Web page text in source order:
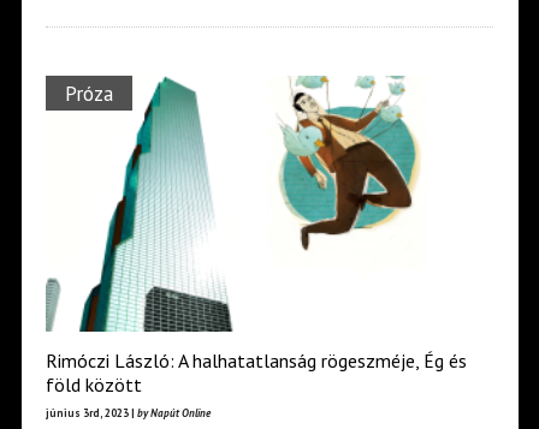
Próza
Rimóczi László: A halhatatlanság rögeszméje, Ég és
föld között
június 3rd, 2023 | by Napút Online